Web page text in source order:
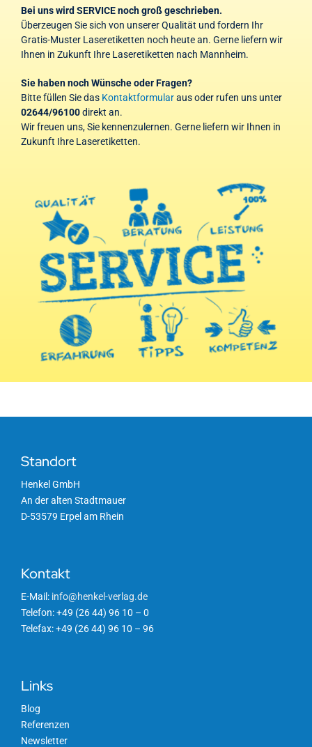
Bei uns wird SERVICE noch groß geschrieben.
Überzeugen Sie sich von unserer Qualität und fordern Ihr
Gratis-Muster Laseretiketten noch heute an. Gerne liefern wir
Ihnen in Zukunft Ihre Laseretiketten nach Mannheim.
Sie haben noch Wünsche oder Fragen?
Bitte füllen Sie das Kontaktformularaus oder rufen uns unter
02644/96100direkt an.
Wir freuen uns, Sie kennenzulernen. Gerne liefern wir Ihnen in
Zukunft Ihre Laseretiketten.
Standort
Henkel GmbH
An der alten Stadtmauer
D-53579 Erpel am Rhein
Kontakt
E-Mail: info@henkel-verlag.de
Telefon: +49 (26 44) 96 10 – 0
Telefax: +49 (26 44) 96 10 – 96
Links
Blog
Referenzen
Newsletter